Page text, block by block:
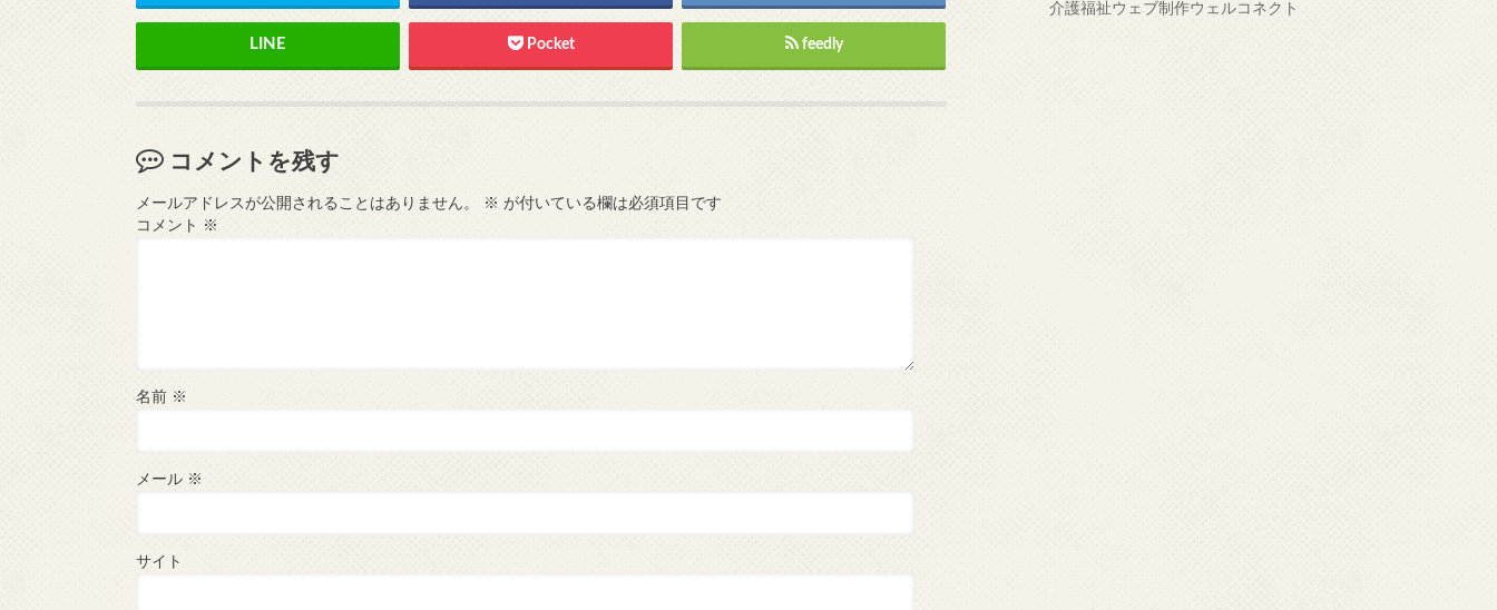
Pocket feedly
コメントを残す
メールアドレスが公開されることはありません。 ※ が付いている欄は必須項目です
コメント
※
名前 ※
メール ※
サイト
介護福祉ウェブ制作ウェルコネクト